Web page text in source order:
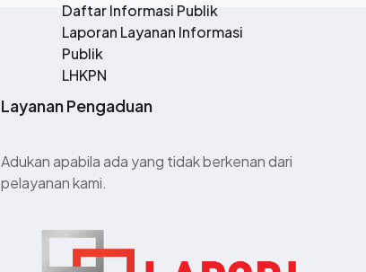
Daftar Informasi Publik
Laporan Layanan Informasi
Publik
LHKPN
Layanan Pengaduan
Adukan apabila ada yang tidak berkenan dari
pelayanan kami.